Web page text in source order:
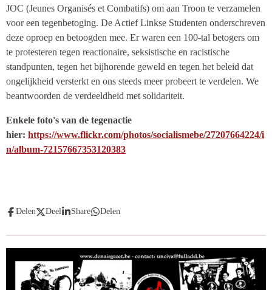
JOC (Jeunes Organisés et Combatifs) om aan Troon te verzamelen
voor een tegenbetoging. De Actief Linkse Studenten onderschreven
deze oproep en betoogden mee. Er waren een 100-tal betogers om
te protesteren tegen reactionaire, seksistische en racistische
standpunten, tegen het bijhorende geweld en tegen het beleid dat
ongelijkheid versterkt en ons steeds meer probeert te verdelen. We
beantwoorden de verdeeldheid met solidariteit.
Enkele foto's van de tegenactie
hier: https://www.flickr.com/photos/socialismebe/27207664224/i
n/album-72157667353120383
Delen Deel Share Delen